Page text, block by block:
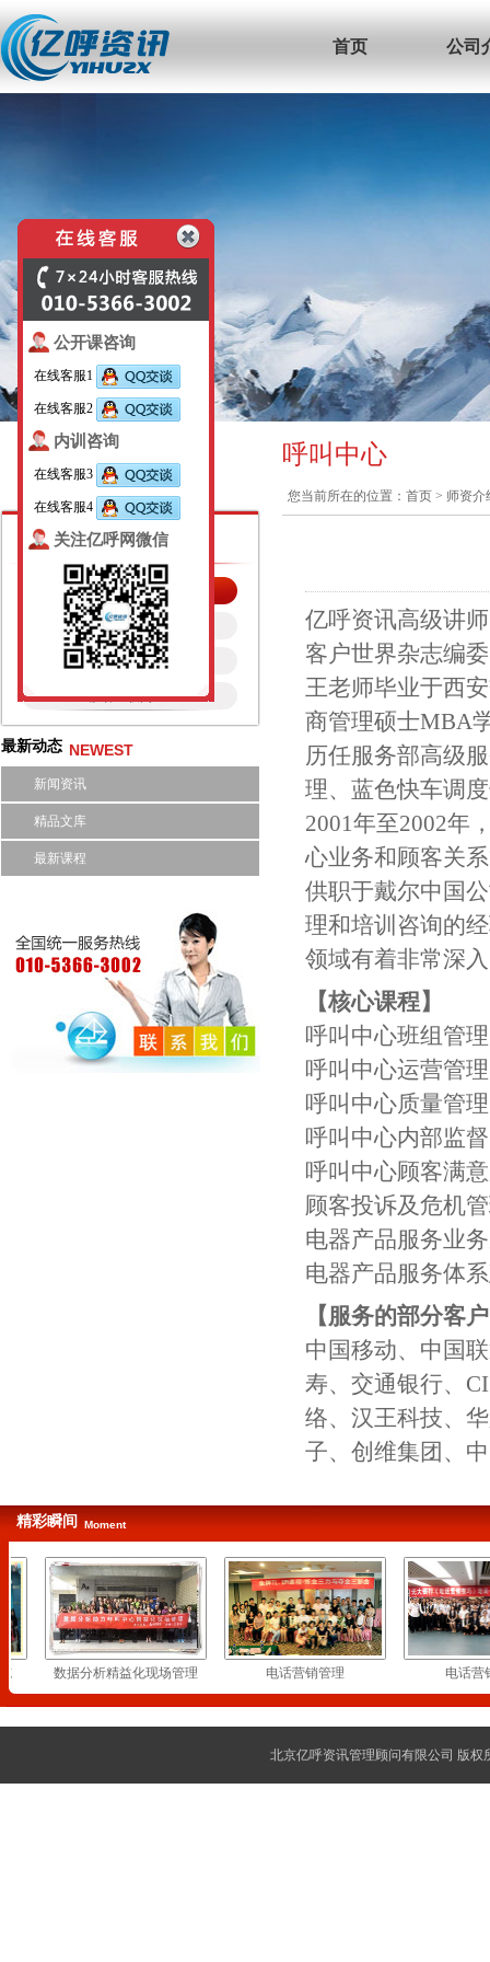
首页 公司
师资介绍
呼叫中心
电话营销
客户管理
移动互联网
最新动态 NEWEST
新闻资讯
精品文库
最新课程
呼叫中心
您当前所在的位置： 首页 > 师资介
亿呼资讯高级讲
客户世界杂志编
王老师毕业于西
商管理硕士MBA
历任服务部高级
理、蓝色快车调
2001年至2002年
心业务和顾客关
供职于戴尔中国
理和培训咨询的
领域有着非常深
【核心课程】
呼叫中心班组管
呼叫中心运营管
呼叫中心质量管
呼叫中心内部监
呼叫中心顾客满
顾客投诉及危机
电器产品服务业
电器产品服务体
【服务的部分客
中国移动、中国
寿、交通银行、
络、汉王科技、
子、创维集团、
精彩瞬间 Moment
数据分析精益化现场管理 电话营销管理 电话营
北京亿呼资讯管理顾问有限公司 版权
公开课咨询
在线客服1
在线客服2
内训咨询
在线客服3
在线客服4
关注亿呼网微信